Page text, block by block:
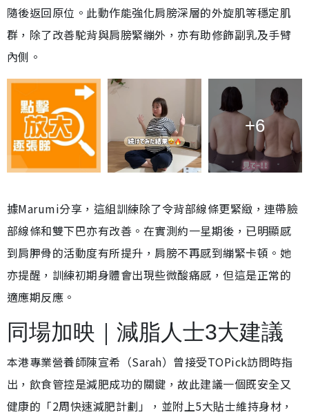
隨後返回原位。此動作能強化肩膀深層的外旋肌等穩定肌
群，除了改善駝背與肩膀緊繃外，亦有助修飾副乳及手臂
內側。
+6
據Marumi分享，這組訓練除了令背部線條更緊緻，連帶臉
部線條和雙下巴亦有改善。在實測約一星期後，已明顯感
到肩胛骨的活動度有所提升，肩膀不再感到繃緊卡頓。她
亦提醒，訓練初期身體會出現些微酸痛感，但這是正常的
適應期反應。
同場加映｜減脂人士3大建議
本港專業營養師陳宣希（Sarah）曾接受TOPick訪問時指
出，飲食管控是減肥成功的關鍵，故此建議一個既安全又
健康的「2周快速減肥計劃」，並附上5大貼士維持身材，